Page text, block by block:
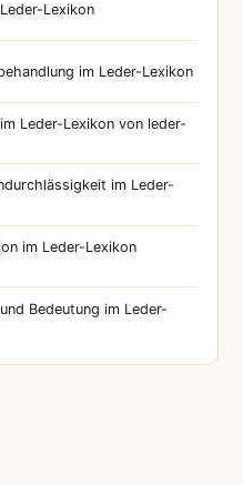
Lexikon
im Leder-Lexikon
Leder-Lexikon von leder-
im Leder-
im Leder-Lexikon
Bedeutung im Leder-